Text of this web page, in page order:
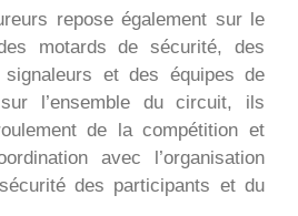
repose également sur le
motards de sécurité, des
et des équipes de
l’ensemble du circuit, ils
de la compétition et
avec l’organisation
des participants et du